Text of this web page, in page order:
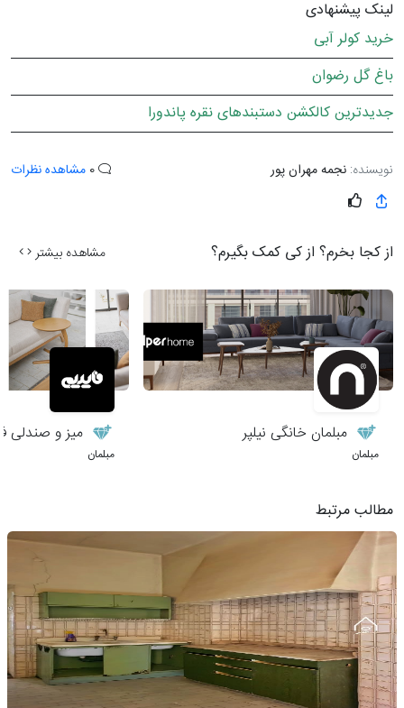
لینک پیشنهادی
خرید کولر آبی
باغ گل رضوان
جدیدترین کالکشن دستبندهای نقره پاندورا
نویسنده: نجمه مهران پور مشاهده نظرات
از کجا بخرم؟ از کی کمک بگیرم؟ مشاهده بیشتر
مبلمان خانگی نیلپر
مبلمان
میز و صندلی
مبلمان
مطالب مرتبط